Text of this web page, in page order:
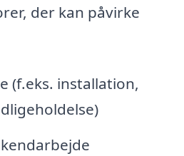
der kan påvirke
(f.eks. installation,